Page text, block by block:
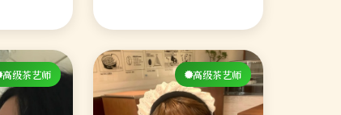
高级茶艺师 高级茶艺师